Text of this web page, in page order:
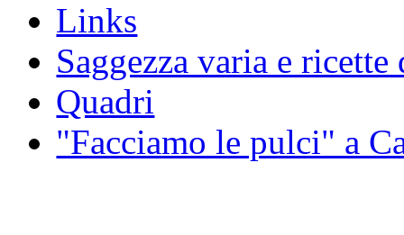
Links
Saggezza varia e
Quadri
"Facciamo le pulci" a